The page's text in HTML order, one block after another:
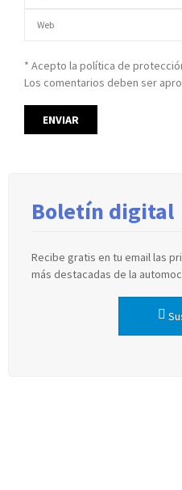
* Acepto la política de
Los comentarios deben ser
Boletín digital
Recibe gratis en tu email las
más destacadas de la